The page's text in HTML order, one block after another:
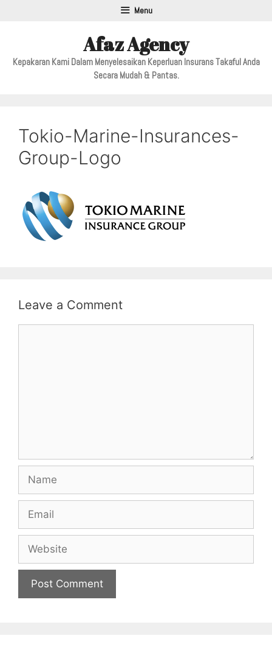
Menu
Afaz Agency
Kepakaran Kami Dalam Menyelesaikan Keperluan Insurans Takaful Anda
Secara Mudah & Pantas.
Tokio-Marine-Insurances-
Group-Logo
Leave a Comment